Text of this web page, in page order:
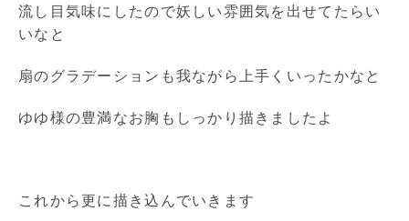
流し目気味にしたので妖しい雰囲気を出せてたらい
いなと
扇のグラデーションも我ながら上手くいったかなと
ゆゆ様の豊満なお胸もしっかり描きましたよ
これから更に描き込んでいきます